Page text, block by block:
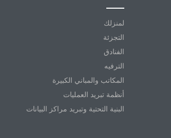
لمنزلك
التجزئة
الفنادق
الترفيه
المكاتب والمباني الكبيرة
أنظمة تبريد العمليات
البنية التحتية وتبريد مراكز البيانات